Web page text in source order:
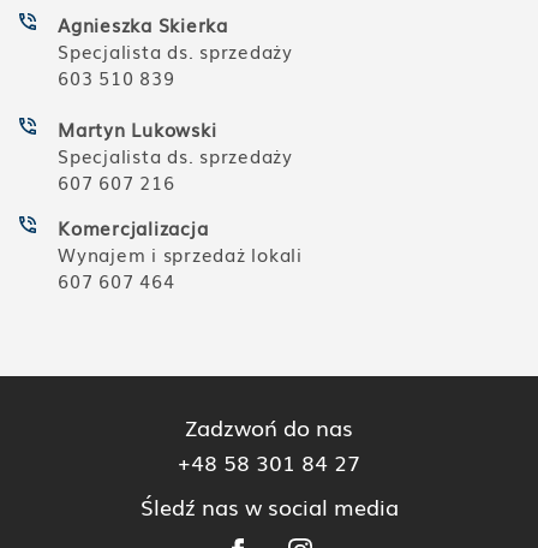
Agnieszka Skierka
Specjalista ds. sprzedaży
603 510 839
Martyn Lukowski
Specjalista ds. sprzedaży
607 607 216
Komercjalizacja
Wynajem i sprzedaż lokali
607 607 464
Zadzwoń do nas
+48 58 301 84 27
Śledź nas w social media